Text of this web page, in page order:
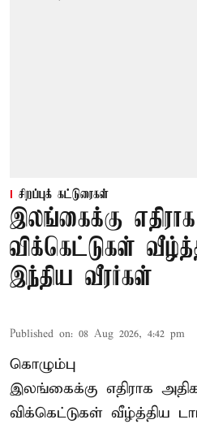
சிறப்புக் கட்டுரைகள்
இலங்கைக்கு
விக்கெட்டுகள்
இந்திய வீரர்கள்
Published on: 08 Aug 2026, 4:42 pm
கொழும்பு
இலங்கைக்கு எதிராக
விக்கெட்டுகள் வீழ்த்திய